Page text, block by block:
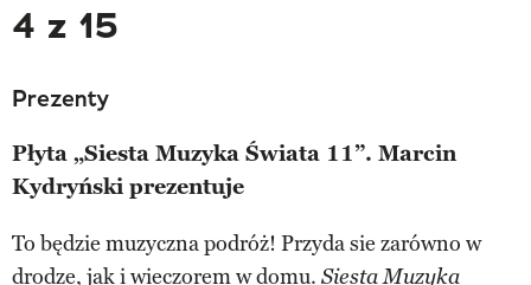
4 z 15
Prezenty
Płyta „Siesta Muzyka Świata 11”. Marcin
Kydryński prezentuje
To będzie muzyczna podróż! Przyda sie zarówno w
drodze, jak i wieczorem w domu. Siesta Muzyka